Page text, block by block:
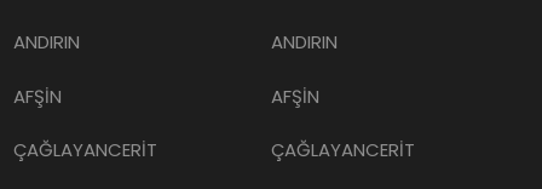
ANDIRIN
AFŞİN
ÇAĞLAYANCERİT
ANDIRIN
AFŞİN
ÇAĞLAYANCERİT